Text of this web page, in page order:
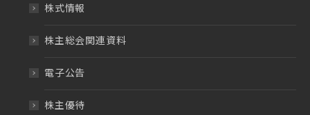
株式情報
株主総会関連資料
電子公告
株主優待